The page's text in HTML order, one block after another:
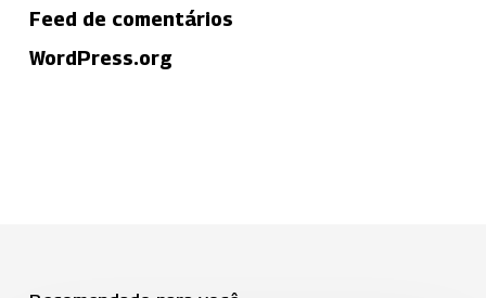
Feed de comentários
WordPress.org